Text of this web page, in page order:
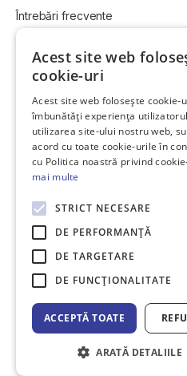
Întrebări frecvente
Cum vând la licitație?
Link-uri utile
Informații utile vizionare
Contact
Soluționarea Online a litigiilor
ANCP
© Copyright
Acest site web
cookie-uri
Acest site web folosește cookie-
îmbunătăți experiența
utilizarea site-ului nostru web,
acord cu toate cookie-urile în
cu Politica noastră privind
mai multe
STRICT NECESARE
DE PERFORMANȚĂ
DE TARGETARE
DE FUNCŢIONALITATE
ACCEPTĂ TOATE
ARATĂ DETALIILE